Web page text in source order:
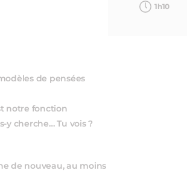
de pensées
notre fonction
y cherche… Tu vois ?
de nouveau, au moins
1h10